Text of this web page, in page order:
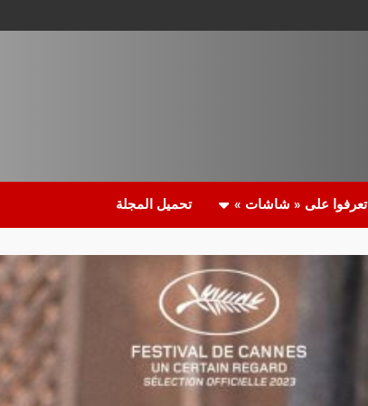
تعرفوا على « شاشات » تحميل المجلة